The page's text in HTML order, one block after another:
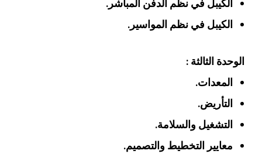
الكيبل في نظم الدفن المباشر.
الكيبل في نظم المواسير.
الوحدة الثالثة :
المعدات.
التأريض.
التشغيل والسلامة.
معايير التخطيط والتصميم.